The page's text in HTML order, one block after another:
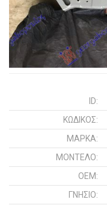
ID:
ΚΩΔΙΚΌΣ:
ΜΑΡΚΑ:
ΜΟΝΤΕΛΟ:
OEM:
ΓΝΉΣΙΟ: